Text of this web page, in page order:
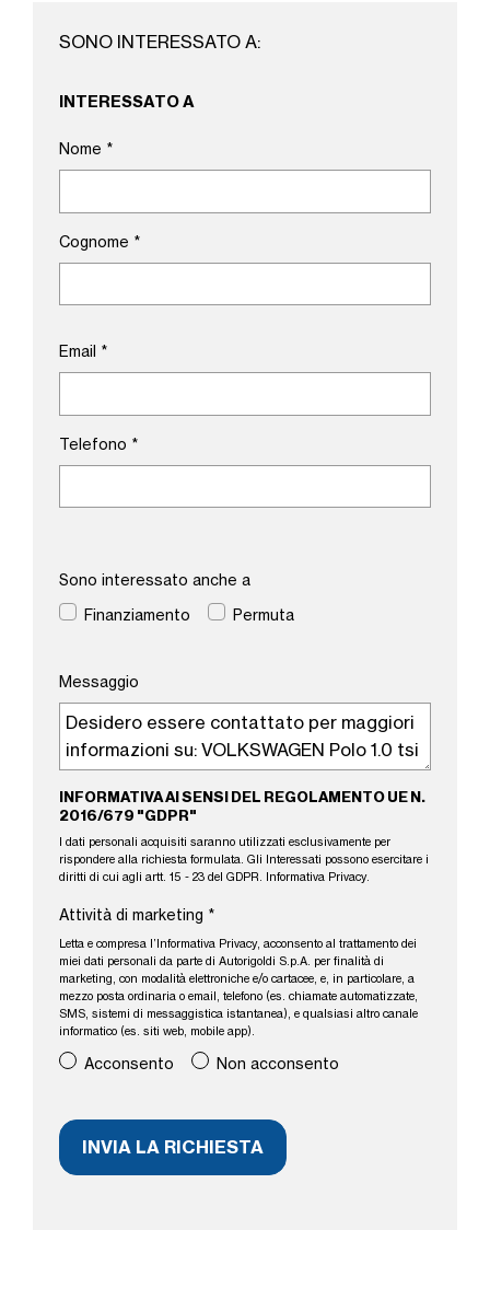
SONO INTERESSATO A:
INTERESSATO A
Nome *
Cognome *
Email *
Telefono *
Sono interessato anche a
Finanziamento
Permuta
Messaggio
INFORMATIVA AI SENSI DEL REGOLAMENTO UE N.
2016/679 "GDPR"
I dati personali acquisiti saranno utilizzati esclusivamente per
rispondere alla richiesta formulata. Gli Interessati possono esercitare i
diritti di cui agli artt. 15 - 23 del GDPR.
Informativa Privacy.
Attività di marketing *
Letta e compresa l’ Informativa Privacy, acconsento al trattamento dei
miei dati personali da parte di Autorigoldi S.p.A. per finalità di
marketing, con modalità elettroniche e/o cartacee, e, in particolare, a
mezzo posta ordinaria o email, telefono (es. chiamate automatizzate,
SMS, sistemi di messaggistica istantanea), e qualsiasi altro canale
informatico (es. siti web, mobile app).
Acconsento Non acconsento